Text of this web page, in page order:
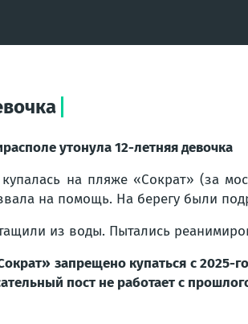
утонула 12-летняя девочка
на пляже «Сократ»(за
на помощь. На берегу были
из воды. Пытались
запрещено купаться с 2025-
пост не работает с